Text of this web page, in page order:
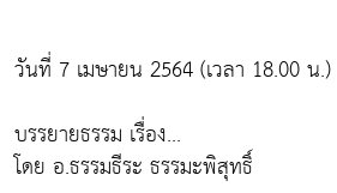
วันที่ 7 เมษายน 2564 (เวลา 18.00 น.)
บรรยายธรรม เรื่อง...
โดย อ.ธรรมธีระ ธรรมะพิสุทธิ์